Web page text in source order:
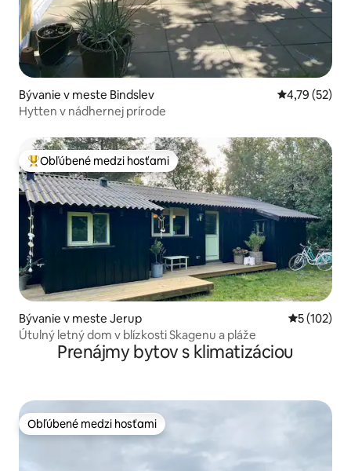
Bývanie v meste Bindslev Priemerné
4,79 (52)
Hytten v nádhernej prírode
Najobľúbenejšie medzi hosťami
Obľúbené medzi hosťami
Bývanie v meste Jerup Priemerné
5 (102)
Útulný letný dom v blízkosti Skagenu a pláže
Prenájmy bytov s klimatizáciou
Obľúbené medzi hosťami
Obľúbené medzi hosťami